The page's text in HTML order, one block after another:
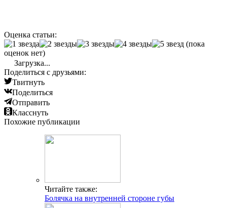
Оценка статьи:
(пока
оценок нет)
Загрузка...
Поделиться с друзьями:
Твитнуть
Поделиться
Отправить
Класснуть
Похожие публикации
Читайте также:
Болячка на внутренней стороне губы